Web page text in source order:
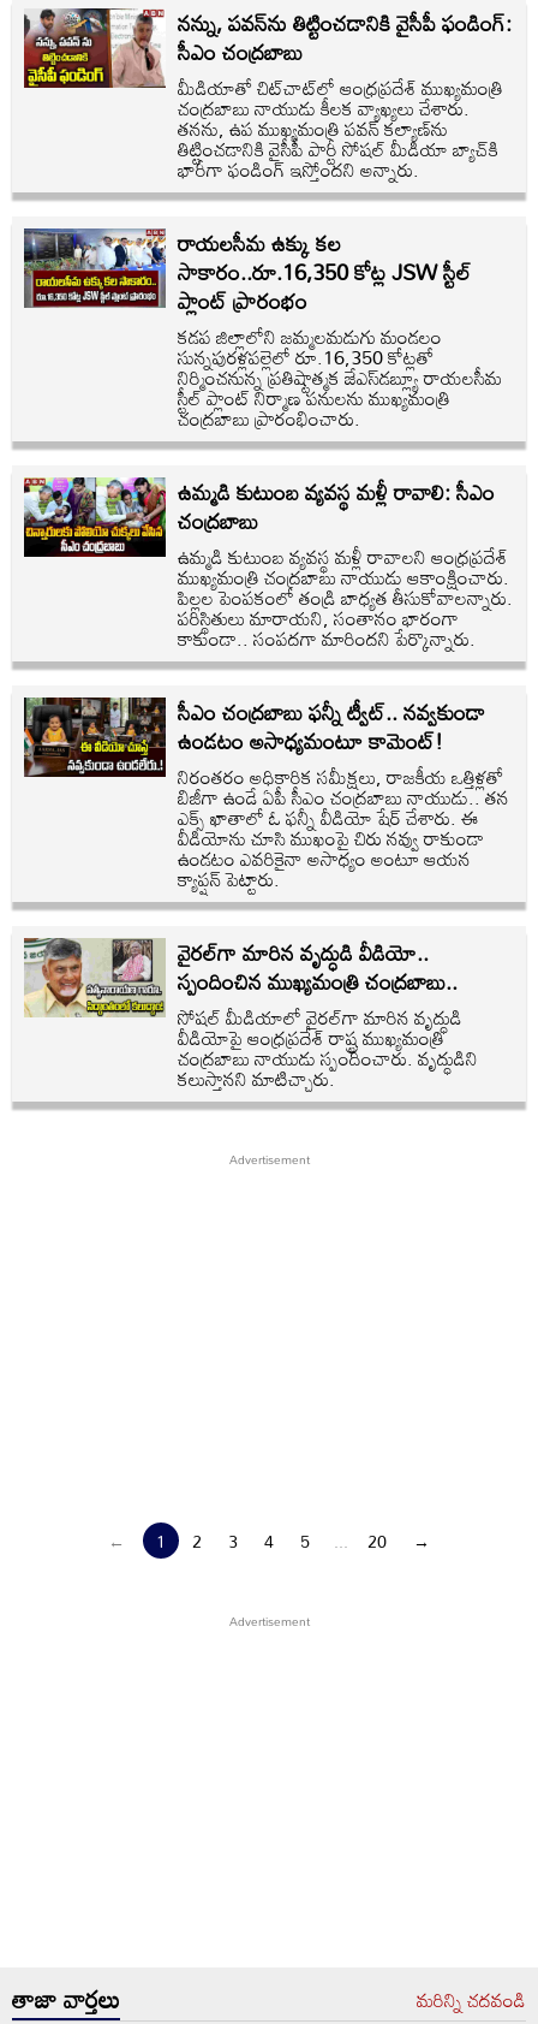
నన్ను, పవన్‌ను తిట్టించడానికి వైసీపీ ఫండింగ్:
సీఎం చంద్రబాబు
మీడియాతో చిట్‌చాట్‌లో ఆంధ్రప్రదేశ్ ముఖ్యమంత్రి
చంద్రబాబు నాయుడు కీలక వ్యాఖ్యలు చేశారు.
తనను, ఉప ముఖ్యమంత్రి పవన్‌ కల్యాణ్‌ను
తిట్టించడానికి వైసీపీ పార్టీ సోషల్ మీడియా బ్యాచ్‌కి
భారీగా ఫండింగ్ ఇస్తోందని అన్నారు.
రాయలసీమ ఉక్కు కల
సాకారం..రూ.16,350 కోట్ల JSW స్టీల్
ప్లాంట్ ప్రారంభం
కడప జిల్లాలోని జమ్మలమడుగు మండలం
సున్నపురళ్లపల్లెలో రూ.16,350 కోట్లతో
నిర్మించనున్న ప్రతిష్టాత్మక జేఎస్‌డబ్ల్యూ రాయలసీమ
స్టీల్ ప్లాంట్ నిర్మాణ పనులను ముఖ్యమంత్రి
చంద్రబాబు ప్రారంభించారు.
ఉమ్మడి కుటుంబ వ్యవస్థ మళ్లీ రావాలి: సీఎం
చంద్రబాబు
ఉమ్మడి కుటుంబ వ్యవస్థ మళ్లీ రావాలని ఆంధ్రప్రదేశ్
ముఖ్యమంత్రి చంద్రబాబు నాయుడు ఆకాంక్షించారు.
పిల్లల పెంపకంలో తండ్రి బాధ్యత తీసుకోవాలన్నారు.
పరిస్థితులు మారాయని, సంతానం భారంగా
కాకుండా.. సంపదగా మారిందని పేర్కొన్నారు.
సీఎం చంద్రబాబు ఫన్నీ ట్వీట్.. నవ్వకుండా
ఉండటం అసాధ్యమంటూ కామెంట్!
నిరంతరం అధికారిక సమీక్షలు, రాజకీయ ఒత్తిళ్లతో
బిజీగా ఉండే ఏపీ సీఎం చంద్రబాబు నాయుడు.. తన
ఎక్స్ ఖాతాలో ఓ ఫన్నీ వీడియో షేర్ చేశారు. ఈ
వీడియోను చూసి ముఖంపై చిరు నవ్వు రాకుండా
ఉండటం ఎవరికైనా అసాధ్యం అంటూ ఆయన
క్యాప్షన్ పెట్టారు.
వైరల్‌గా మారిన వృద్ధుడి వీడియో..
స్పందించిన ముఖ్యమంత్రి చంద్రబాబు..
సోషల్ మీడియాలో వైరల్‌గా మారిన వృద్ధుడి
వీడియోపై ఆంధ్రప్రదేశ్ రాష్ట్ర ముఖ్యమంత్రి
చంద్రబాబు నాయుడు స్పందించారు. వృద్ధుడిని
కలుస్తానని మాటిచ్చారు.
← 1 2 3 4 5 ... 20 →
తాజా వార్తలు మరిన్ని చదవండి